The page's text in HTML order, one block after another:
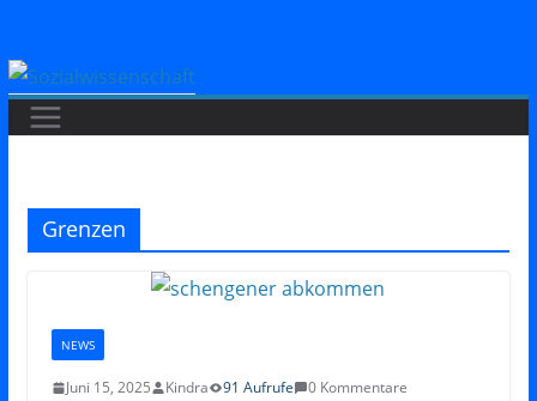
Inhalt
springen
Grenzen
NEWS
Juni 15, 2025 Kindra 91 Aufrufe
0 Kommentare